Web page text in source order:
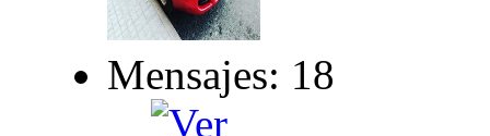
Mensajes: 18